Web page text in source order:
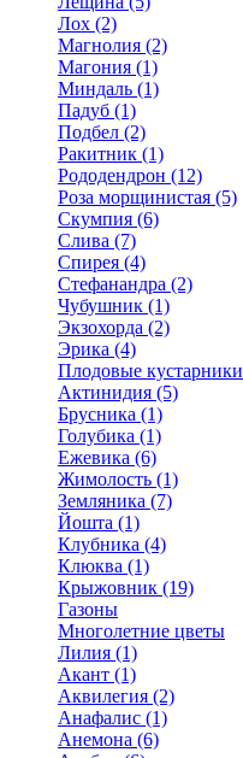
Лох (2)
Магнолия (2)
Магония (1)
Миндаль (1)
Падуб (1)
Подбел (2)
Ракитник (1)
Рододендрон (12)
Роза морщинистая (5)
Скумпия (6)
Слива (7)
Спирея (4)
Стефанандра (2)
Чубушник (1)
Экзохорда (2)
Эрика (4)
Плодовые кустарники
Актинидия (5)
Брусника (1)
Голубика (1)
Ежевика (6)
Жимолость (1)
Земляника (7)
Йошта (1)
Клубника (4)
Клюква (1)
Крыжовник (19)
Газоны
Многолетние цветы
Лилия (1)
Акант (1)
Аквилегия (2)
Анафалис (1)
Анемона (6)